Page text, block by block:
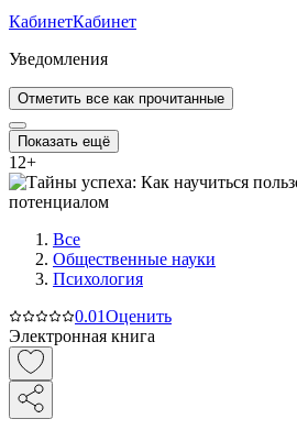
КабинетКабинет
Уведомления
Отметить все как прочитанные
Показать ещё
12+
Все
Общественные науки
Психология
0.01Оценить
Электронная книга